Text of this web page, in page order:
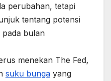
perubahan, tetapi
tentang potensi
pada bulan
menekan The Fed,
suku bunga yang